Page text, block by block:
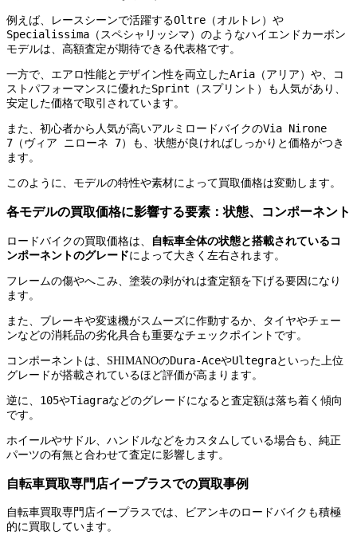
例えば、レースシーンで活躍するOltre（オルトレ） や
Specialissima（スペシャリッシマ） のようなハイエンドカーボン
モデルは、高額査定が期待できる代表格です。
一方で、エアロ性能とデザイン性を両立したAria（アリア） や、コ
ストパフォーマンスに優れたSprint（スプリント）
も人気があり、
安定した価格で取引されています。
また、初心者から人気が高いアルミロードバイクのVia Nirone
7（ヴィア ニローネ 7）
も、状態が良ければしっかりと価格がつき
ます。
このように、モデルの特性や素材によって買取価格は変動します。
各モデルの買取価格に影響する要素：状態、コンポーネント
ロードバイクの買取価格は、
自転車全体の状態と搭載されているコ
ンポーネントのグレードによって大きく左右されます。
フレームの傷やへこみ、塗装の剥がれは査定額を下げる要因になり
ます。
また、ブレーキや変速機がスムーズに作動するか、タイヤやチェー
ンなどの消耗品の劣化具合も重要なチェックポイントです。
コンポーネントは、SHIMANOのDura-AceやUltegraといった上位
グレードが搭載されているほど評価が高まります。
逆に、 105やTiagraなどのグレードになると査定額は落ち着く傾向
です。
ホイールやサドル、ハンドルなどをカスタムしている場合も、純正
パーツの有無と合わせて査定に影響します。
自転車買取専門店イープラスでの買取事例
自転車買取専門店イープラスでは、ビアンキのロードバイクも積極
的に買取しています。